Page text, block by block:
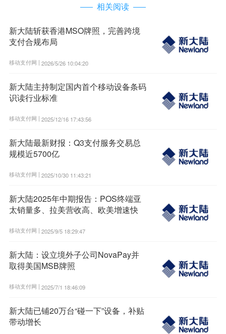
相关阅读
新大陆斩获香港MSO牌照，完善跨境
支付合规布局
移动支付网 | 2026/5/26 10:04:20
新大陆主持制定国内首个移动设备条码
识读行业标准
移动支付网 | 2025/12/16 17:43:56
新大陆最新财报：Q3支付服务交易总
规模近5700亿
移动支付网 | 2025/10/30 11:43:21
新大陆2025年中期报告：POS终端亚
太销量多、拉美营收高、欧美增速快
移动支付网 | 2025/9/5 18:29:47
新大陆：设立境外子公司NovaPay并
取得美国MSB牌照
移动支付网 | 2025/7/1 18:46:09
新大陆已铺20万台“碰一下”设备，补贴
带动增长